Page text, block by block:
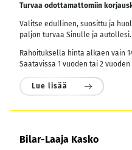
Turvaa odottamattomiin
Valitse edullinen, suosittu ja
paljon turvaa Sinulle ja autollesi.
Rahoituksella hinta alkaen vain
Saatavissa 1 vuoden tai 2
Lue lisää
Bilar-Laaja Kasko